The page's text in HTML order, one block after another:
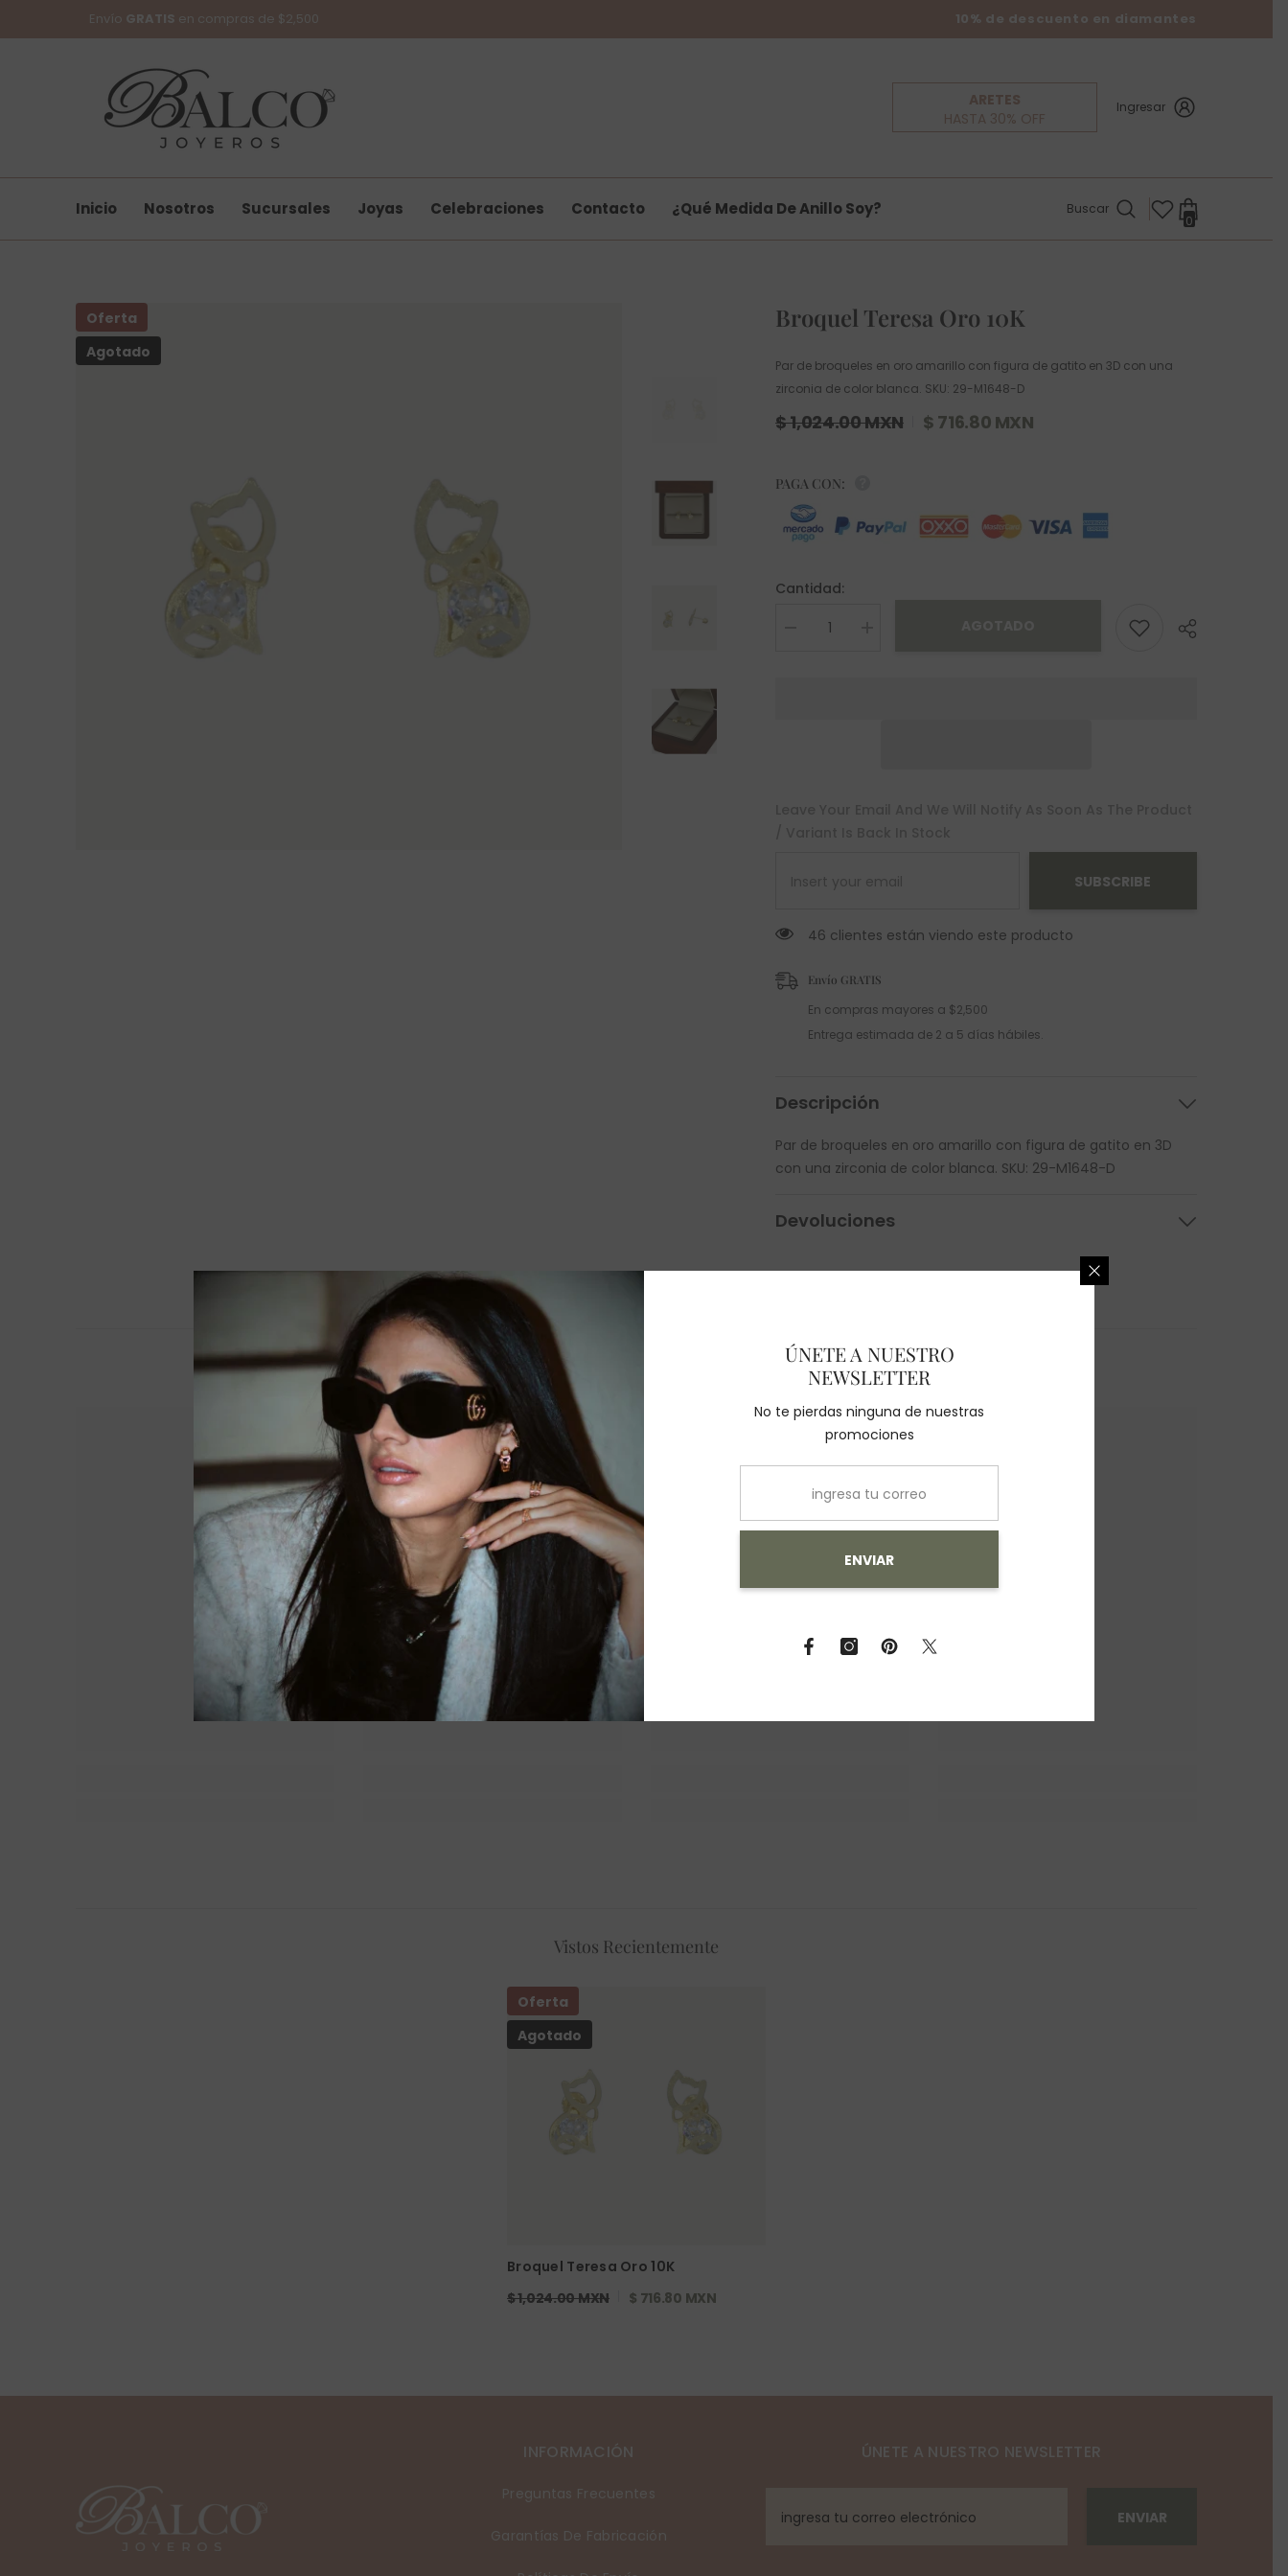
SKIP TO CONTENT
Envío GRATIS en compras de $2,500 10% de descuento en diamantes
ARETES
HASTA 30% OFF
Ingresar
Inicio Nosotros Sucursales Joyas Celebraciones Contacto ¿Qué Medida De Anillo Soy? Buscar
00
items
Oferta
Agotado
Broquel Teresa Oro 10K
Par de broqueles en oro amarillo con figura de gatito en 3D con una
zirconia de color blanca. SKU: 29-M1648-D
$ 1,024.00 MXN $ 716.80 MXN
PAGA CON:
Cantidad:
Decrease
Compartir
SUBSCRIBE
46 clientes están viendo este producto
Envío GRATIS
En compras mayores a $2,500
Entrega estimada de 2 a 5 días hábiles.
Descripción
Par de broqueles en oro amarillo con figura de gatito en 3D
con una zirconia de color blanca. SKU: 29-M1648-D
Devoluciones
También Te Recomendamos
Vistos Recientemente
Oferta
Agotado
Broquel Teresa Oro 10K
$ 1,024.00 MXN
$ 716.80 MXN
INFORMACIÓN
Preguntas Frecuentes
Garantías De Fabricación
ÚNETE A NUESTRO NEWSLETTER
ENVIAR
ÚNETE A NUESTRO
NEWSLETTER
No te pierdas ninguna de nuestras
promociones
ENVIAR